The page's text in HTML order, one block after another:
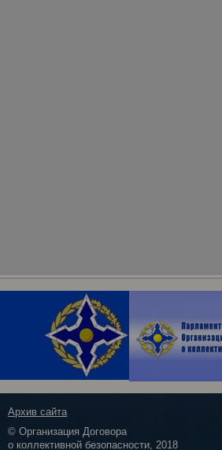
Архив сайта
© Организация Договора
о коллективной безопасности, 2018